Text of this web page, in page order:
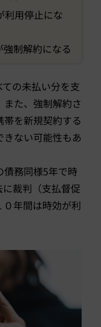
利用停止にな
制解約になる
の未払い分を支
た、強制解約さ
を新規契約する
ない可能性もあ
務同様5年で時
裁判（支払督促
年間は時効が利